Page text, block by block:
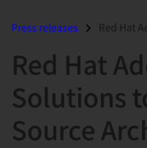
のPress releases Red Hat Adds
Red Hat
Solutions
Source